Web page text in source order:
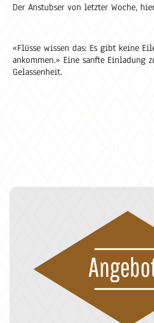
Der Anstubser von letzter Woche,
«Flüsse wissen das: Es gibt keine
ankommen.» Eine sanfte Einladung
Gelassenheit.